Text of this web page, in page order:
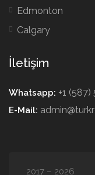
Edmonton
Calgary
İletişim
Whatsapp: +1
E-Mail:
2017 – 2026